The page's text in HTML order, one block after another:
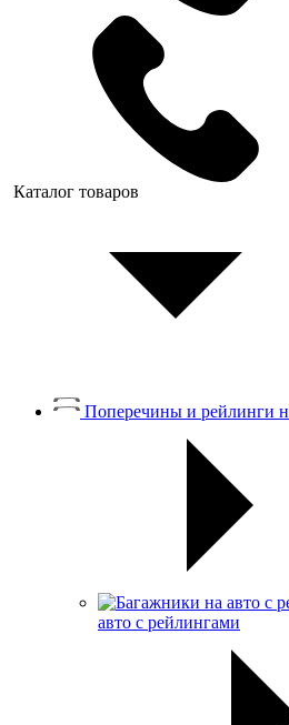
Каталог товаров
Поперечины и рейлинги
авто с рейлингами